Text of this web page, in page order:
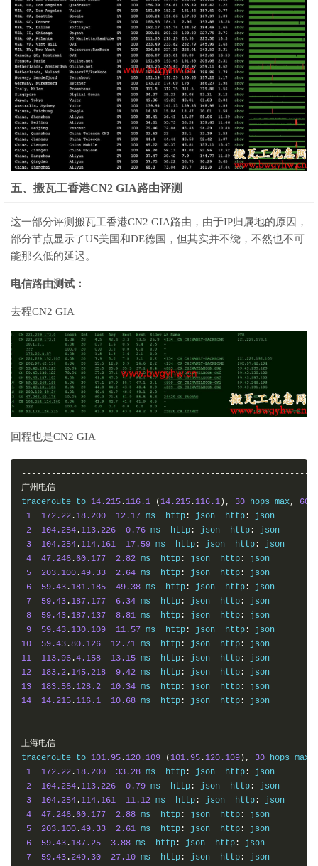
五、搬瓦工香港CN2 GIA路由评测
这一部分评测搬瓦工香港CN2 GIA路由，由于IP归属地的原因，
部分节点显示了US美国和DE德国，但其实并不绕，不然也不可
能那么低的延迟。
电信路由测试：
去程CN2 GIA
回程也是CN2 GIA
广州电信
traceroute to 14.215 . 116.1 ( 14.215 . 116.1 ), 30 hops max, 60
1
172.22 . 18.200 12.17 ms  http : json  http :
json
2
104.254 . 113.226 0.76 ms  http : json  http :
json
3
104.254 . 114.161 17.59 ms  http : json  http :
json
4
47.246 . 60.177 2.82 ms  http : json  http :
json
5
203.100 .49.33 2.64 ms  http : json  http :
json
6
59.43 . 181.185 49.38 ms  http : json  http :
json
7
59.43 . 187.177 6.34 ms  http : json  http :
json
8
59.43 . 187.137 8.81 ms  http : json  http :
json
9
59.43 . 130.109 11.57 ms  http : json  http :
10
59.43 .80.126 12.71 ms  http : json  http :
11
113.96 .4.158 13.15 ms  http : json  http :
12
183.2 . 145.218 9.42 ms  http : json  http :
13
183.56 . 128.2 10.34 ms  http : json  http :
14
14.215 . 116.1 10.68 ms  http : json  http : json
上海电信
traceroute to 101.95 . 120.109 ( 101.95 . 120.109 ), 30 hops max
1
172.22 . 18.200 33.28 ms  http : json  http :
json
2
104.254 . 113.226 0.79 ms  http : json  http :
json
3
104.254 . 114.161 11.12 ms  http : json  http :
json
4
47.246 . 60.177 2.88 ms  http : json  http :
json
5
203.100 .49.33 2.61 ms  http : json  http :
json
6
59.43 . 187.25 3.88 ms  http : json  http :
json
7
59.43 .249.30 27.10 ms  http : json  http :
json